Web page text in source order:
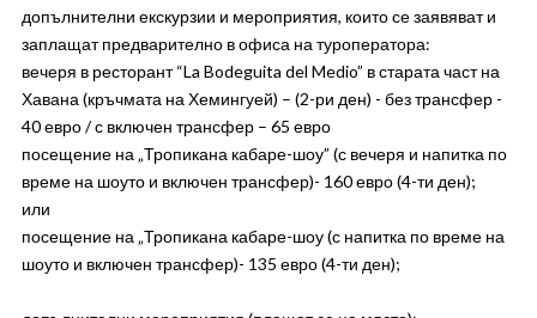
допълнителни екскурзии и мероприятия, които се заявяват и
заплащат предварително в офиса на туроператора:
вечеря в ресторант “La Bodeguita del Medio” в старата част на
Хавана (кръчмата на Хемингуей) – (2-ри ден) - без трансфер -
40 евро / с включен трансфер – 65 евро
посещение на „Тропикана кабаре-шоу” (с вечеря и напитка по
време на шоуто и включен трансфер)- 160 евро (4-ти ден);
или
посещение на „Тропикана кабаре-шоу (с напитка по време на
шоуто и включен трансфер)- 135 евро (4-ти ден);